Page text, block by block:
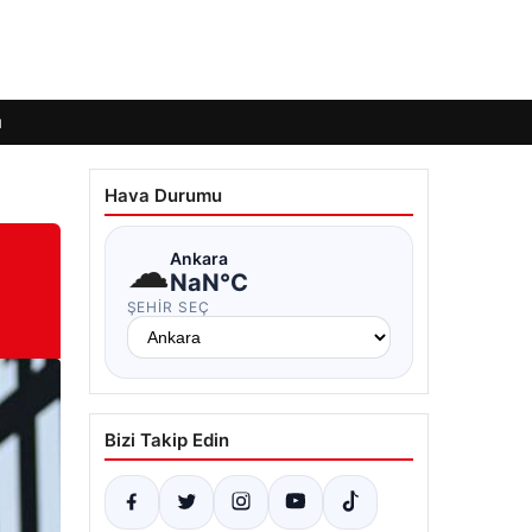
Hava Durumu
☁Ankara
NaN°C
ŞEHIR SEÇ
Bizi Takip Edin